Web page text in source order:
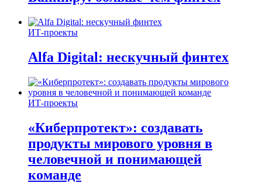
ИТ-проекты
Alfa Digital: нескучный финтех
ИТ-проекты
«Киберпротект»: создавать
продукты мирового уровня в
человечной и понимающей
команде